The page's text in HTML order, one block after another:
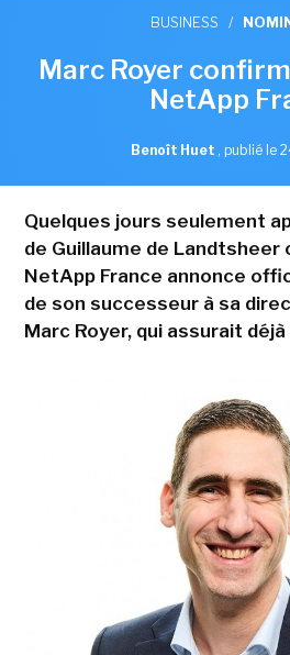
BUSINESS /
Marc Royer
NetApp
Benoît Huet , publié le
Quelques jours seulement
de Guillaume de Landtsheer
NetApp France annonce
de son successeur à sa
Marc Royer, qui assurait